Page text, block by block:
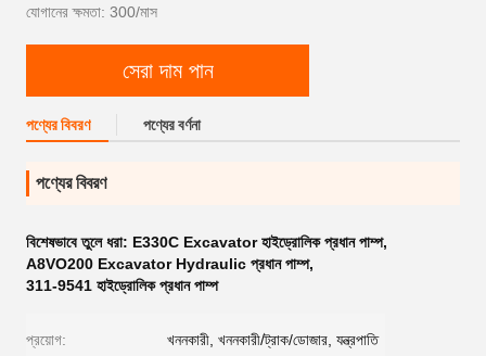
যোগানের ক্ষমতা: 300/মাস
সেরা দাম পান
পণ্যের বিবরণ পণ্যের বর্ণনা
পণ্যের বিবরণ
বিশেষভাবে তুলে ধরা: E330C Excavator হাইড্রোলিক প্রধান পাম্প,
A8VO200 Excavator Hydraulic প্রধান পাম্প,
311-9541 হাইড্রোলিক প্রধান পাম্প
প্রয়োগ: খননকারী, খননকারী/ট্রাক/ডোজার, যন্ত্রপাতি